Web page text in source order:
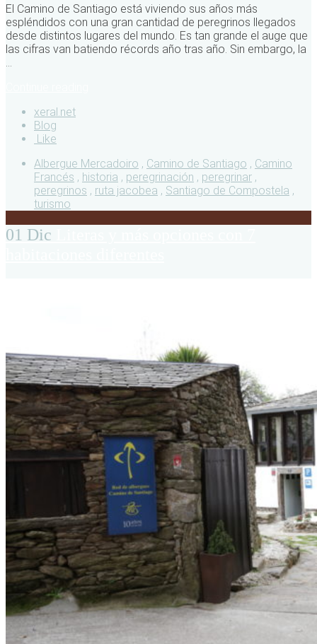
El Camino de Santiago está viviendo sus años más
espléndidos con una gran cantidad de peregrinos llegados
desde distintos lugares del mundo. Es tan grande el auge que
las cifras van batiendo récords año tras año. Sin embargo, la
...
xeral.net
Blog
Like
Albergue Mercadoiro , Camino de Santiago , Camino
Francés , historia , peregrinación , peregrinar ,
peregrinos , ruta jacobea , Santiago de Compostela ,
turismo
01 Dic